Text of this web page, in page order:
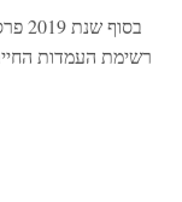
רשימת העמדות